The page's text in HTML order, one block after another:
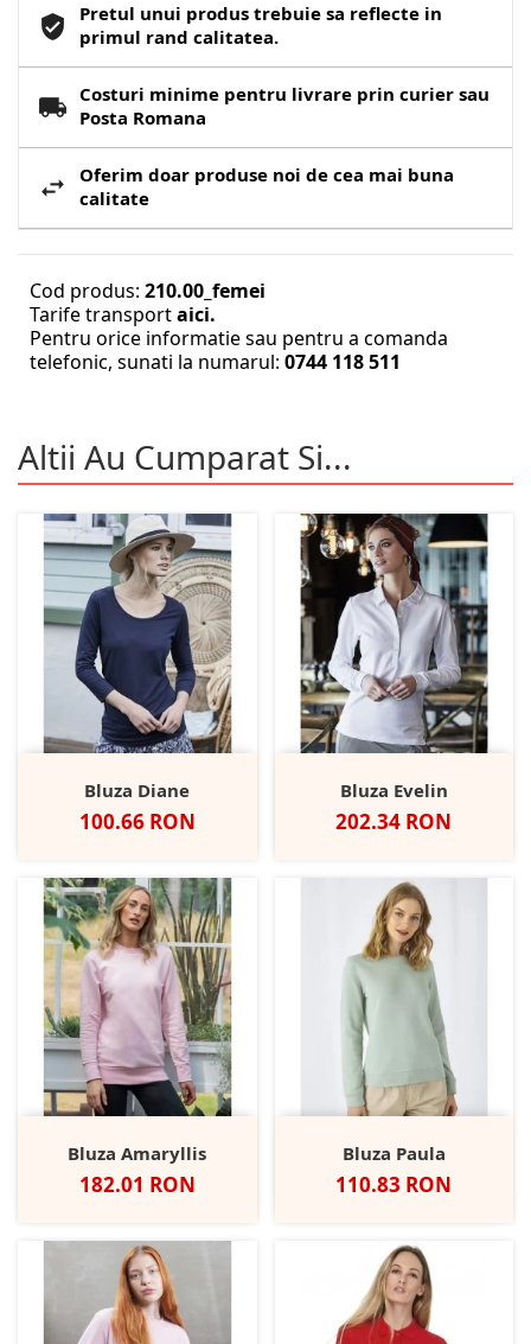
Pretul unui produs trebuie sa reflecte in
primul rand calitatea.
Costuri minime pentru livrare prin curier sau
Posta Romana
Oferim doar produse noi de cea mai buna
calitate
Cod produs: 210.00_femei
Tarife transportaici.
Pentru orice informatie sau pentru a comanda
telefonic, sunati la numarul: 0744 118 511
Altii Au Cumparat Si...
Bluza Diane
Pret
100.66 RON
Bluza Evelin
Pret
202.34 RON
Bluza Amaryllis
Pret
182.01 RON
Bluza Paula
Pret
110.83 RON